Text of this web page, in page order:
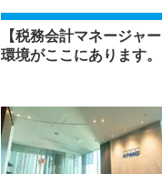
【税務会計マネージャ
環境がここにあります。